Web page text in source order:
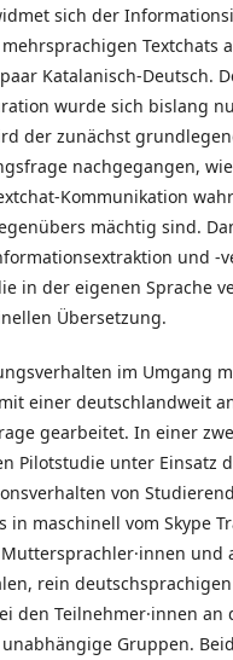
sich der
Textchats
Katalanisch-Deutsch.
wurde sich bislang
der zunächst
nachgegangen,
Kommunikation
mächtig sind.
und -
in der eigenen Sprache
Übersetzung.
im Umgang
einer deutschlandweit
gearbeitet. In einer
Pilotstudie unter Einsatz
von
in maschinell vom Skype
und
rein deutschsprachigen
den Teilnehmer·innen an
Gruppen.